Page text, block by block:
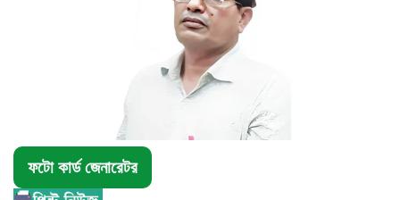
ফটো কার্ড জেনারেটর